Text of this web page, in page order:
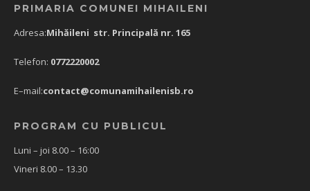
PRIMARIA COMUNEI MIHAILENI
Adresa:Mihăileni str. Principală nr. 165
Telefon: 0772220002
E–mail:contact@comunamihailenisb.ro
PROGRAM CU PUBLICUL
Luni – joi 8.00 – 16:00
Vineri 8.00 – 13.30